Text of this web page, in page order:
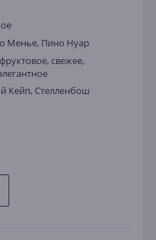
Менье, Пино Нуар
свежее,
Кейп, Стелленбош